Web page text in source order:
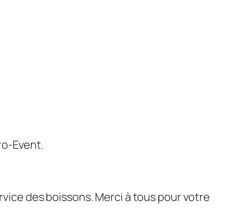
Event.
des boissons. Merci à tous pour votre